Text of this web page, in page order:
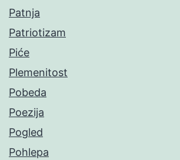
Patnja
Patriotizam
Piće
Plemenitost
Pobeda
Poezija
Pogled
Pohlepa